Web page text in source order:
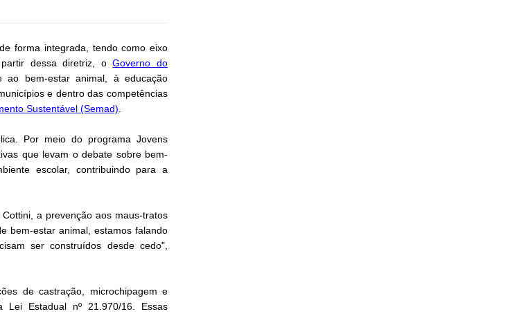
forma integrada, tendo como eixo
dessa diretriz, oGoverno do
ao bem-estar animal, à educação
e dentro das competências
Sustentável (Semad)
Por meio do programa Jovens
que levam o debate sobre bem-
escolar, contribuindo para a
a prevenção aos maus-tratos
bem-estar animal, estamos falando
ser construídos desde cedo",
de castração, microchipagem e
Lei Estadual nº 21.970/16. Essas